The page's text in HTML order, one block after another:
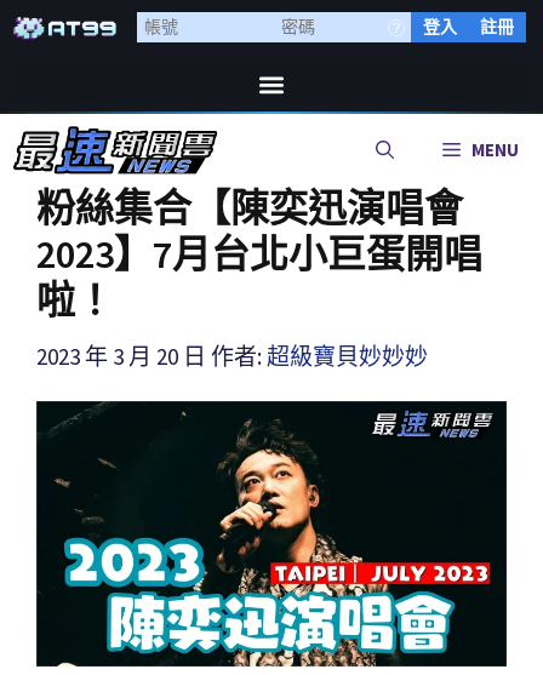
登入 註冊
MENU
粉絲集合【陳奕迅演唱會
2023】7月台北小巨蛋開唱
啦！
2023 年 3 月 20 日 作者: 超級寶貝妙妙妙